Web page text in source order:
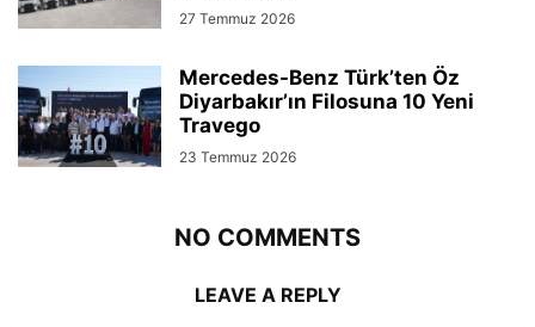
27 Temmuz 2026
Mercedes-Benz Türk’ten Öz
Diyarbakır’ın Filosuna 10 Yeni
Travego
23 Temmuz 2026
NO COMMENTS
LEAVE A REPLY